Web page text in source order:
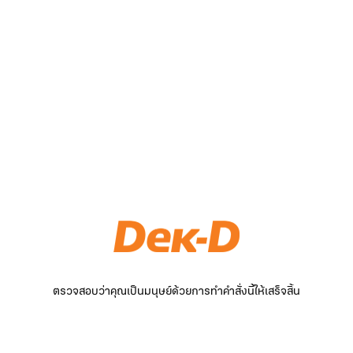
ตรวจสอบว่าคุณเป็นมนุษย์ด้วยการทำคำสั่งนี้ให้เสร็จสิ้น